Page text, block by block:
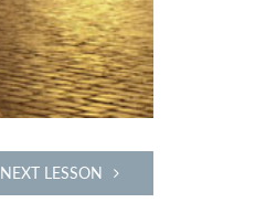
NEXT LESSON